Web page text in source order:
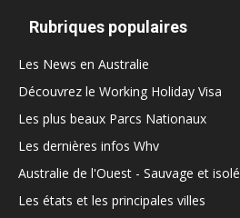
Rubriques populaires
Les News en Australie
Découvrez le Working Holiday Visa
Les plus beaux Parcs Nationaux
Les dernières infos Whv
Australie de l'Ouest - Sauvage et isolé
Les états et les principales villes